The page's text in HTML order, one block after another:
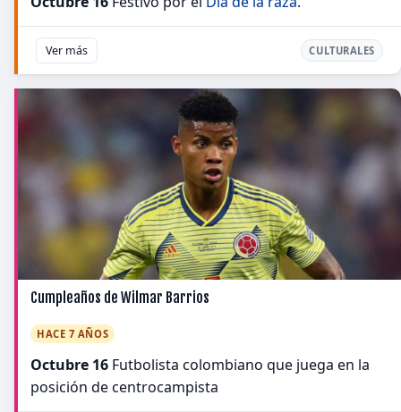
Ver más CULTURALES
Cumpleaños de Wilmar Barrios
HACE 7 AÑOS
Octubre 16 Futbolista colombiano que juega en la
posición de centrocampista